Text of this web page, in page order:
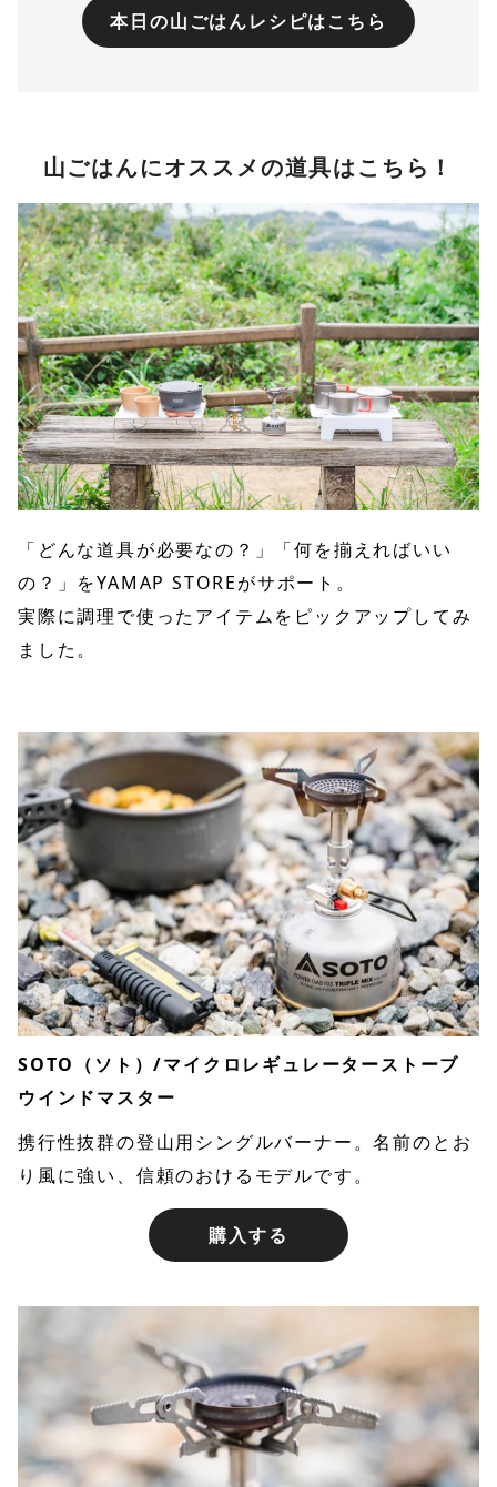
本日の山ごはんレシピはこちら
山ごはんにオススメの道具はこちら！
「どんな道具が必要なの？」「何を揃えればいい
の？」をYAMAP STOREがサポート。
実際に調理で使ったアイテムをピックアップしてみ
ました。
SOTO（ソト）/マイクロレギュレーターストーブ
ウインドマスター
携行性抜群の登山用シングルバーナー。名前のとお
り風に強い、信頼のおけるモデルです。
購入する